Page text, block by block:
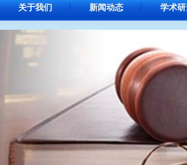
关于我们 新闻动态 学术研